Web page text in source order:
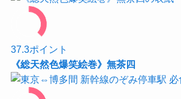
37.3ポイント
《総天然色爆笑絵巻》無茶四